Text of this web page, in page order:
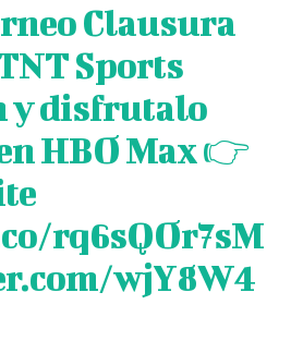
Clausura
Sports
y disfrutalo
HBO Max 👉
rq6sQOr7sM
wjY8W4